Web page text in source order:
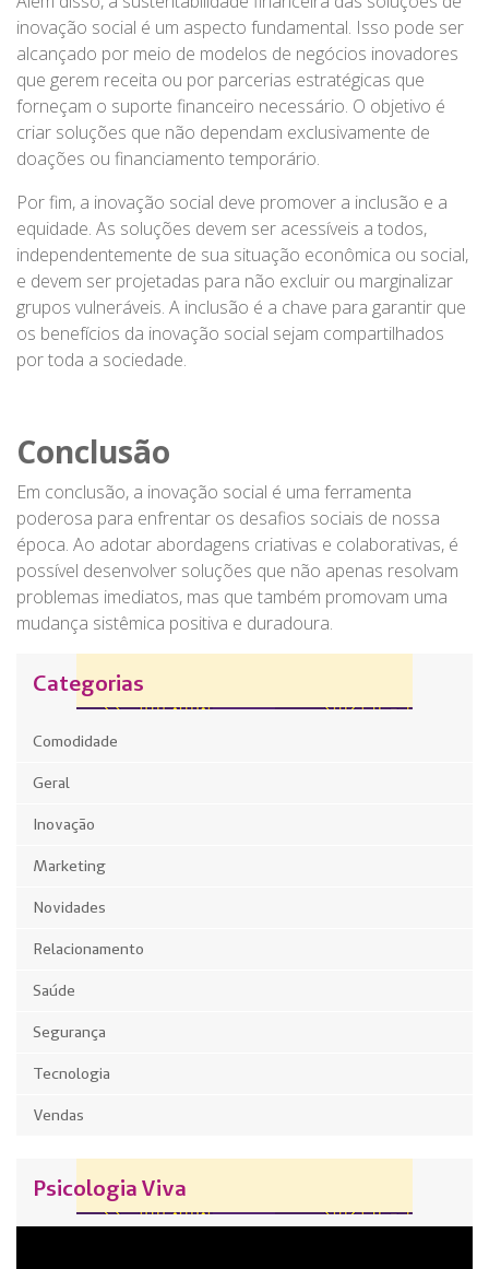
inovação social é um aspecto fundamental. Isso pode ser
alcançado por meio de modelos de negócios inovadores
que gerem receita ou por parcerias estratégicas que
forneçam o suporte financeiro necessário. O objetivo é
criar soluções que não dependam exclusivamente de
doações ou financiamento temporário.
Por fim, a inovação social deve promover a inclusão e a
equidade. As soluções devem ser acessíveis a todos,
independentemente de sua situação econômica ou social,
e devem ser projetadas para não excluir ou marginalizar
grupos vulneráveis. A inclusão é a chave para garantir que
os benefícios da inovação social sejam compartilhados
por toda a sociedade.
Conclusão
Em conclusão, a inovação social é uma ferramenta
poderosa para enfrentar os desafios sociais de nossa
época. Ao adotar abordagens criativas e colaborativas, é
possível desenvolver soluções que não apenas resolvam
problemas imediatos, mas que também promovam uma
mudança sistêmica positiva e duradoura.
Categorias
Comodidade
Geral
Inovação
Marketing
Novidades
Relacionamento
Saúde
Segurança
Tecnologia
Vendas
Psicologia Viva